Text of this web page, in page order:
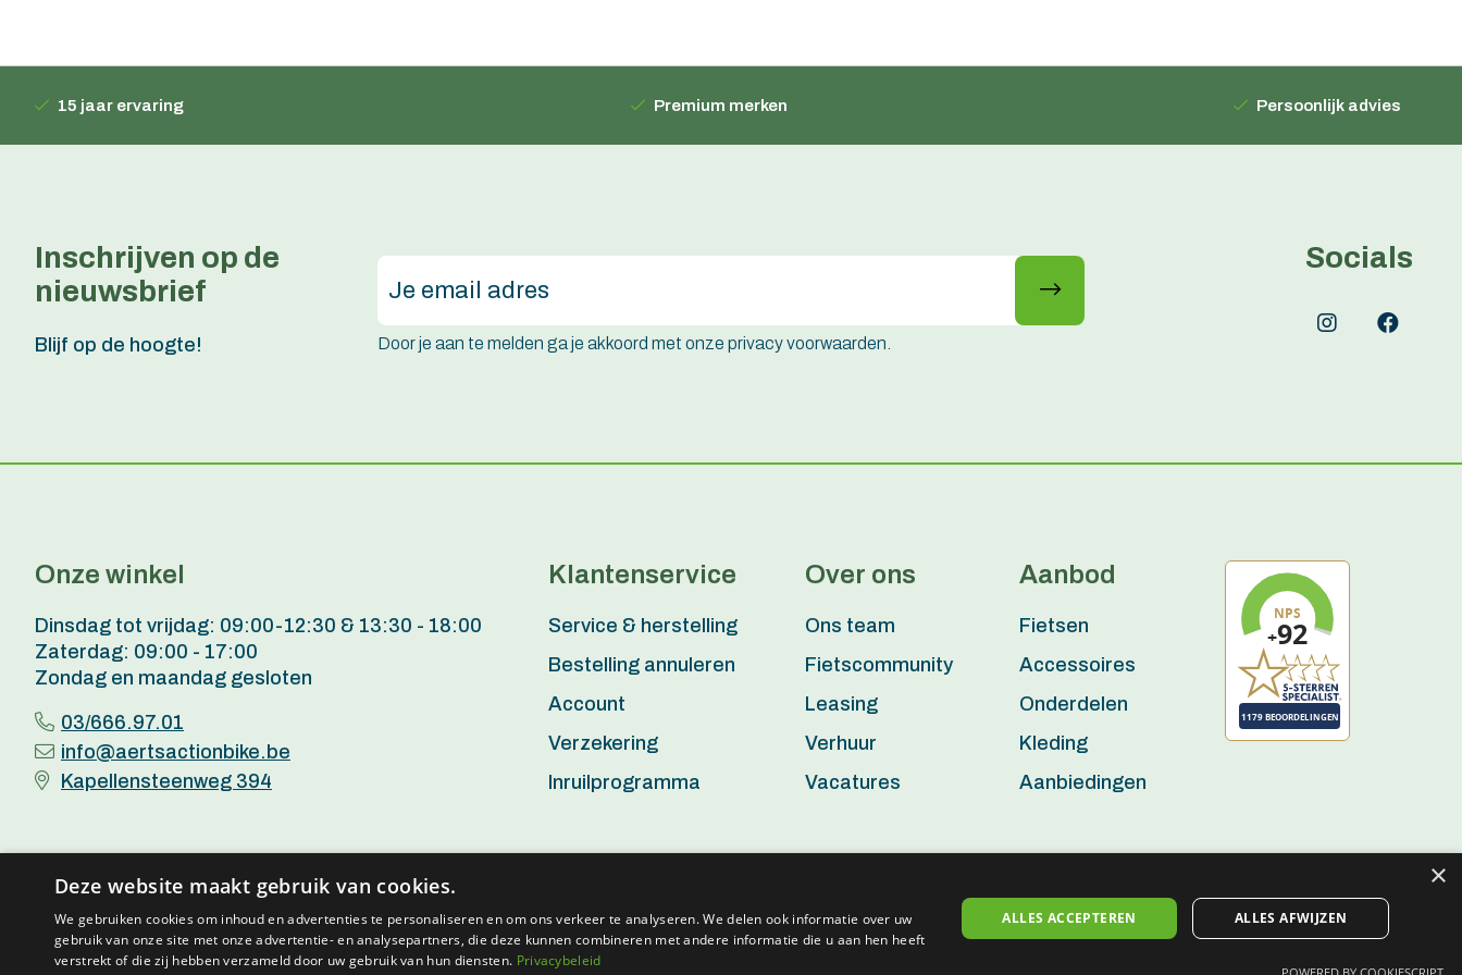
15 jaar ervaring Premium merken Persoonlijk advies
Inschrijven op de
nieuwsbrief
Blijf op de hoogte! Door je aan te melden ga je akkoord met onze privacy voorwaarden.
Socials
Onze winkel
Dinsdag tot vrijdag: 09:00-12:30 & 13:30 - 18:00
Zaterdag: 09:00 - 17:00
Zondag en maandag gesloten
03/666.97.01
info@aertsactionbike.be
Kapellensteenweg 394
Klantenservice
Service & herstelling
Bestelling annuleren
Account
Verzekering
Inruilprogramma
Over ons
Ons team
Fietscommunity
Leasing
Verhuur
Vacatures
Aanbod
Fietsen
Accessoires
Onderdelen
Kleding
Aanbiedingen
© 2026 Aerts Action Bike - BTW BE0802.938.482 - Powered byTilroy Algemene voorwaarden Privacy policy Disclaimer
×
Deze website maakt gebruik van cookies.
We gebruiken cookies om inhoud en advertenties te personaliseren en om ons verkeer te analyseren. We delen ook informatie over uw
gebruik van onze site met onze advertentie- en analysepartners, die deze kunnen combineren met andere informatie die u aan hen heeft
verstrekt of die zij hebben verzameld door uw gebruik van hun diensten. Privacybeleid
ALLES ACCEPTEREN ALLES AFWIJZEN